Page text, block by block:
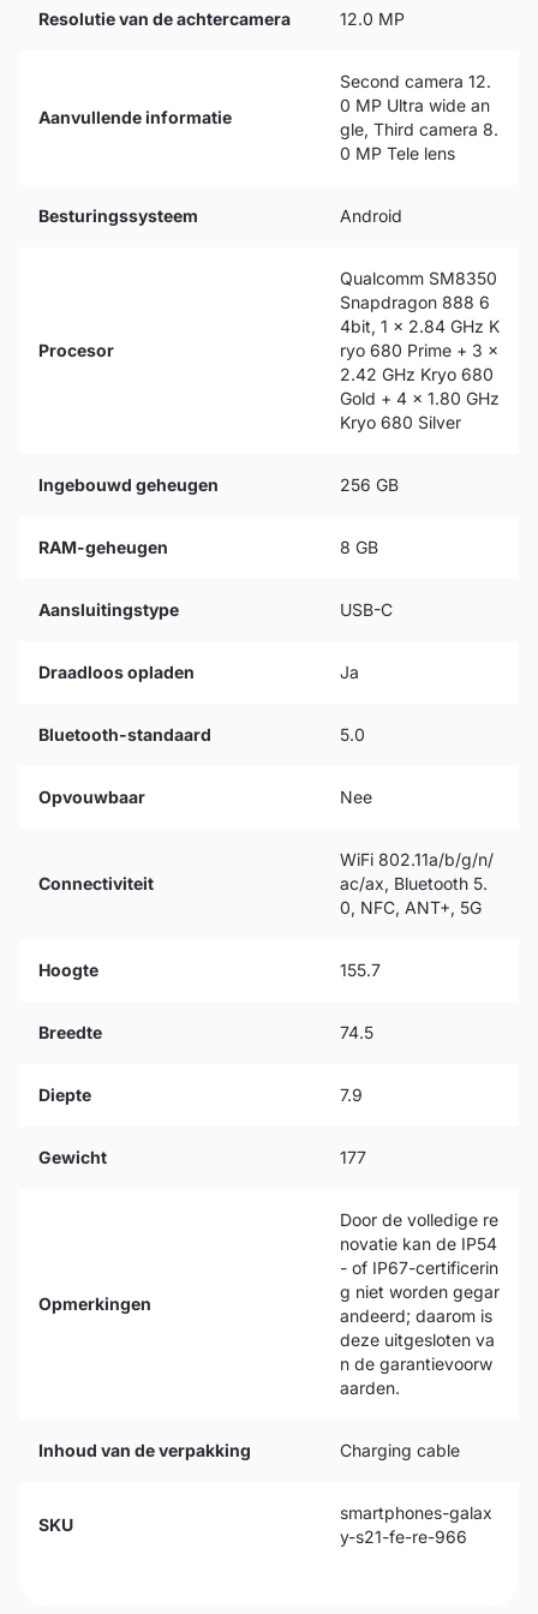
Resolutie van de achtercamera 12.0 MP
Aanvullende informatie
Second camera 12.
0 MP Ultra wide an
gle, Third camera 8.
0 MP Tele lens
Besturingssysteem Android
Procesor
Qualcomm SM8350
Snapdragon 888 6
4bit, 1 x 2.84 GHz K
ryo 680 Prime + 3 x
2.42 GHz Kryo 680
Gold + 4 x 1.80 GHz
Kryo 680 Silver
Ingebouwd geheugen 256 GB
RAM-geheugen 8 GB
Aansluitingstype USB-C
Draadloos opladen Ja
Bluetooth-standaard 5.0
Opvouwbaar Nee
Connectiviteit
WiFi 802.11a/b/g/n/
ac/ax, Bluetooth 5.
0, NFC, ANT+, 5G
Hoogte 155.7
Breedte 74.5
Diepte 7.9
Gewicht 177
Opmerkingen
Door de volledige re
novatie kan de IP54
- of IP67-certificerin
g niet worden gegar
andeerd; daarom is
deze uitgesloten va
n de garantievoorw
aarden.
Inhoud van de verpakking Charging cable
SKU
smartphones-galax
y-s21-fe-re-966